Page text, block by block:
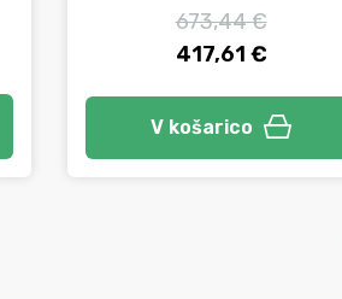
673,44 €
417,61 €
V košarico